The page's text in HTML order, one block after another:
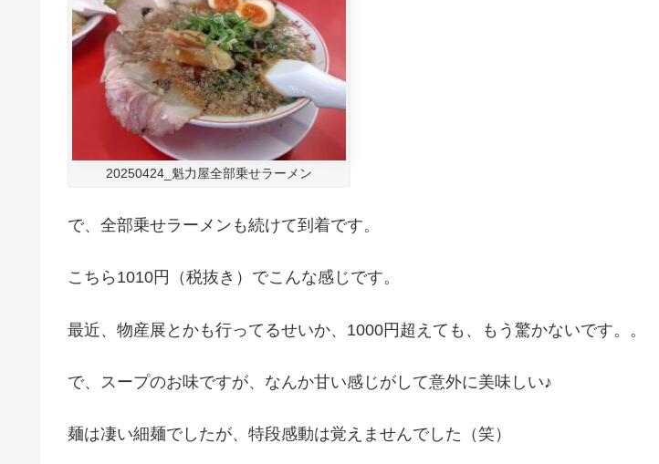
20250424_魁力屋全部乗せラーメン
で、全部乗せラーメンも続けて到着です。
こちら1010円（税抜き）でこんな感じです。
最近、物産展とかも行ってるせいか、1000円超えても、もう驚かないです。。
で、スープのお味ですが、なんか甘い感じがして意外に美味しい♪
麺は凄い細麺でしたが、特段感動は覚えませんでした（笑）